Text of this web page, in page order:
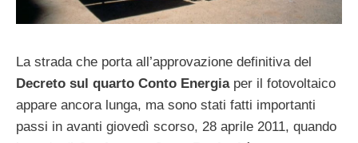
La strada che porta all’approvazione definitiva del
Decreto sul quarto Conto Energia per il fotovoltaico
appare ancora lunga, ma sono stati fatti importanti
passi in avanti giovedì scorso, 28 aprile 2011, quando